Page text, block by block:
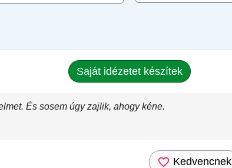
Saját idézetet készítek
És sosem úgy zajlik, ahogy kéne.
Kedvencnek